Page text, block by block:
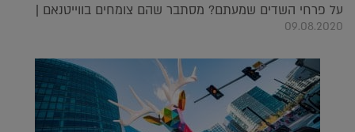
על פרחי השדים שמעתם? מסתבר שהם צומחים בווייטנאם |
09.08.2020